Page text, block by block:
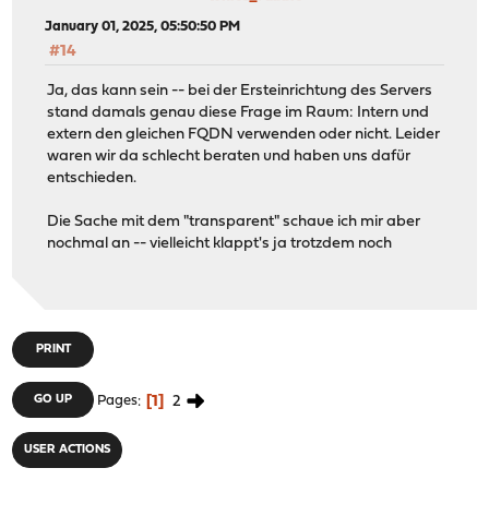
January 01, 2025, 05:50:50 PM
#14
Ja, das kann sein -- bei der Ersteinrichtung des Servers
stand damals genau diese Frage im Raum: Intern und
extern den gleichen FQDN verwenden oder nicht. Leider
waren wir da schlecht beraten und haben uns dafür
entschieden.
Die Sache mit dem "transparent" schaue ich mir aber
nochmal an -- vielleicht klappt's ja trotzdem noch
PRINT
GO UP Pages 1 2
USER ACTIONS